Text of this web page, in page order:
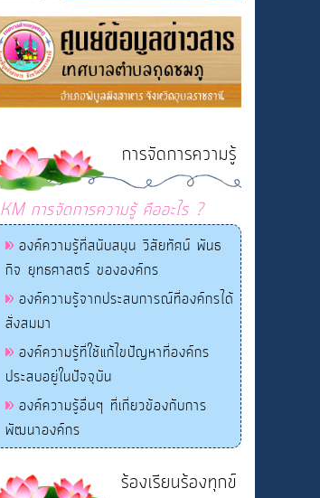
การจัดการความรู้
KM การจัดการความรู้ คืออะไร ?
องค์ความรู้ที่สนับสนุน วิสัยทัศน์ พันธ
กิจ ยุทธศาสตร์ ขององค์กร
องค์ความรู้จากประสบการณ์ที่องค์กรได้
สั่งสมมา
องค์ความรู้ที่ใช้แก้ไขปัญหาที่องค์กร
ประสบอยู่ในปัจจุบัน
องค์ความรู้อื่นๆ ที่เกี่ยวข้องกับการ
พัฒนาองค์กร
ร้องเรียนร้องทุกข์